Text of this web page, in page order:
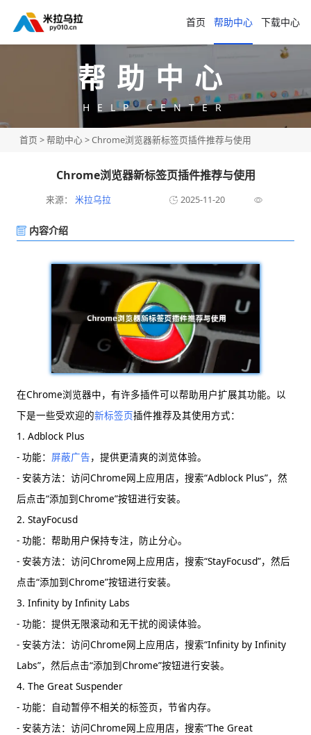
首页 帮助中心 下载中心
帮助中心
HELP CENTER
首页 >帮助中心> Chrome浏览器新标签页插件推荐与使用
Chrome浏览器新标签页插件推荐与使用
来源： 米拉乌拉 2025-11-20
内容介绍
在Chrome浏览器中，有许多插件可以帮助用户扩展其功能。以
下是一些受欢迎的新标签页插件推荐及其使用方式：
1. Adblock Plus
- 功能： 屏蔽广告，提供更清爽的浏览体验。
- 安装方法：访问Chrome网上应用店，搜索“Adblock Plus”，然
后点击“添加到Chrome”按钮进行安装。
2. StayFocusd
- 功能：帮助用户保持专注，防止分心。
- 安装方法：访问Chrome网上应用店，搜索“StayFocusd”，然后
点击“添加到Chrome”按钮进行安装。
3. Infinity by Infinity Labs
- 功能：提供无限滚动和无干扰的阅读体验。
- 安装方法：访问Chrome网上应用店，搜索“Infinity by Infinity
Labs”，然后点击“添加到Chrome”按钮进行安装。
4. The Great Suspender
- 功能：自动暂停不相关的标签页，节省内存。
- 安装方法：访问Chrome网上应用店，搜索“The Great